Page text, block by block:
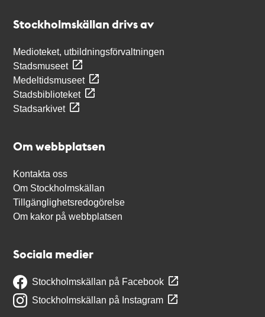
Stockholmskällan drivs av
Medioteket, utbildningsförvaltningen
Stadsmuseet
Medeltidsmuseet
Stadsbiblioteket
Stadsarkivet
Om webbplatsen
Kontakta oss
Om Stockholmskällan
Tillgänglighetsredogörelse
Om kakor på webbplatsen
Sociala medier
Stockholmskällan på Facebook
Stockholmskällan på Instagram